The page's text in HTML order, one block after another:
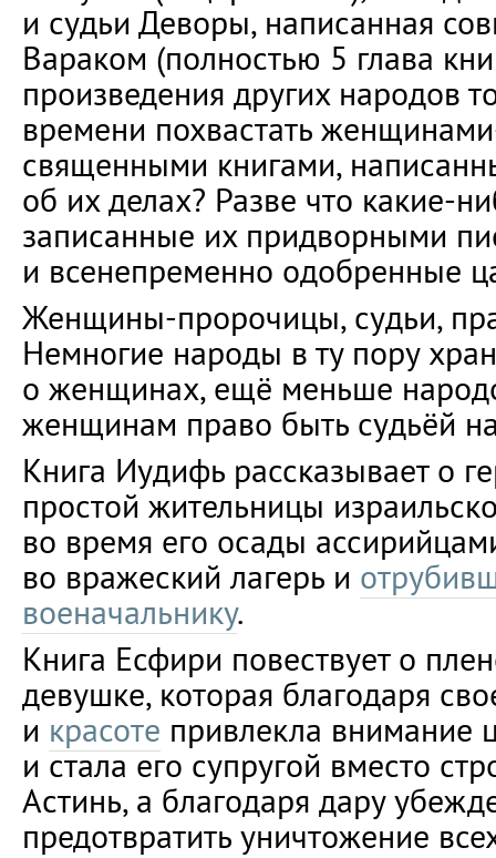
и судьи Деворы, написанная
Вараком (полностью 5 глава
произведения других народов
времени похвастать
священными книгами,
об их делах? Разве что какие-
записанные их придворными
и всенепременно одобренные
Женщины-пророчицы, судьи,
Немногие народы в ту пору
о женщинах, ещё меньше
женщинам право быть судьёй
Книга Иудифь рассказывает о
простой жительницы
во время его осады
во вражеский лагерь и
военачальнику.
Книга Есфири повествует о
девушке, которая благодаря
и красоте привлекла внимание
и стала его супругой вместо
Астинь, а благодаря дару
предотвратить уничтожение